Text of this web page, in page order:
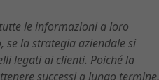
le informazioni a loro
se la strategia aziendale si
legati ai clienti. Poiché la
successi a lungo termine,